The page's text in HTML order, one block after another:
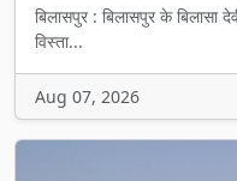
बिलासपुर : बिलासपुर के बिलासा
विस्ता...
Aug 07, 2026